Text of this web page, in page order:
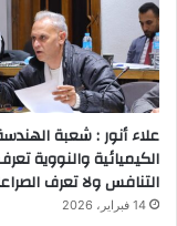
علاء أنور : شعبة
الكيميائية والنووية
التنافس ولا تعرف
14 فبراير، 2026